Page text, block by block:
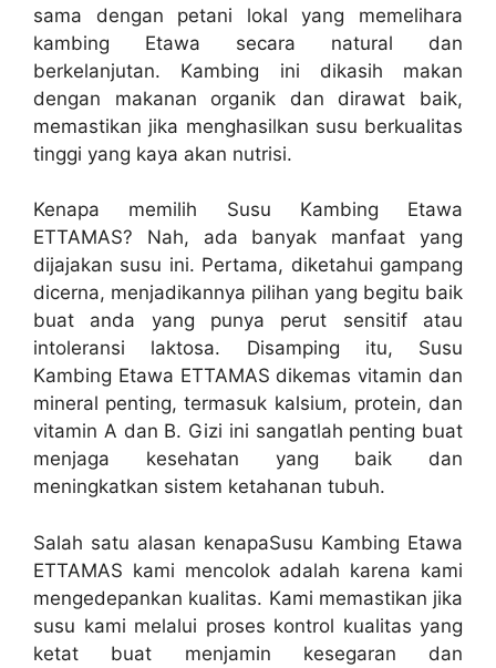
sama dengan petani lokal yang memelihara
kambing Etawa secara natural dan
berkelanjutan. Kambing ini dikasih makan
dengan makanan organik dan dirawat baik,
memastikan jika menghasilkan susu berkualitas
tinggi yang kaya akan nutrisi.
Kenapa memilih Susu Kambing Etawa
ETTAMAS? Nah, ada banyak manfaat yang
dijajakan susu ini. Pertama, diketahui gampang
dicerna, menjadikannya pilihan yang begitu baik
buat anda yang punya perut sensitif atau
intoleransi laktosa. Disamping itu, Susu
Kambing Etawa ETTAMAS dikemas vitamin dan
mineral penting, termasuk kalsium, protein, dan
vitamin A dan B. Gizi ini sangatlah penting buat
menjaga kesehatan yang baik dan
meningkatkan sistem ketahanan tubuh.
Salah satu alasan kenapaSusu Kambing Etawa
ETTAMAS kami mencolok adalah karena kami
mengedepankan kualitas. Kami memastikan jika
susu kami melalui proses kontrol kualitas yang
ketat buat menjamin kesegaran dan